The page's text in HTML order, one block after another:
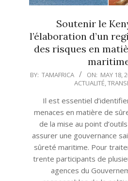
Soutenir le
l’élaboration d’un
des risques en
2022-
BY: TAMAFRICA ON: MAY 18,
ACTUALITÉ,
Il est essentiel
menaces en matière de
de la mise au point
assurer une gouvernance
sûreté maritime. Pour
trente participants de
agences du